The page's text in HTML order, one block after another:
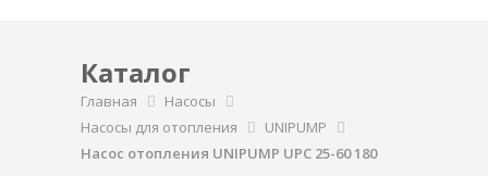
Каталог
Главная
Насосы
Насосы для отопления
UNIPUMP
Насос отопления UNIPUMP UPC 25-60 180